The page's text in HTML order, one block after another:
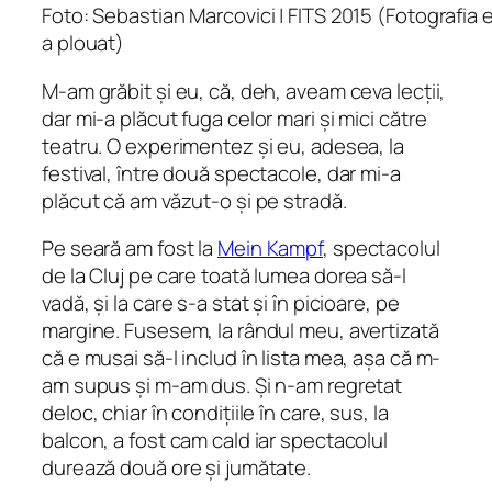
Foto: Sebastian Marcovici | FITS 2015 (Fotografia
a plouat)
M-am grăbit și eu, că, deh, aveam ceva lecții,
dar mi-a plăcut fuga celor mari și mici către
teatru. O experimentez și eu, adesea, la
festival, între două spectacole, dar mi-a
plăcut că am văzut-o și pe stradă.
Pe seară am fost la Mein Kampf, spectacolul
de la Cluj pe care toată lumea dorea să-l
vadă, și la care s-a stat și în picioare, pe
margine. Fusesem, la rândul meu, avertizată
că e musai să-l includ în lista mea, așa că m-
am supus și m-am dus. Și n-am regretat
deloc, chiar în condițiile în care, sus, la
balcon, a fost cam cald iar spectacolul
durează două ore și jumătate.